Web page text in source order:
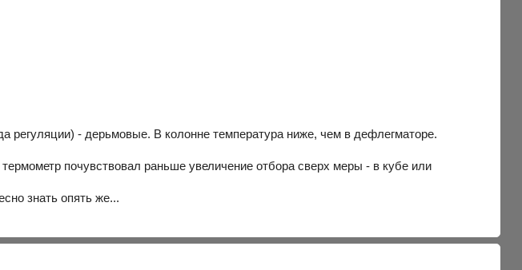
регуляции) - дерьмовые. В колонне температура ниже, чем в дефлегматоре.
почувствовал раньше увеличение отбора сверх меры - в кубе или
знать опять же...